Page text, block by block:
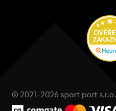
© 2021–2026 sport port s.r.o.